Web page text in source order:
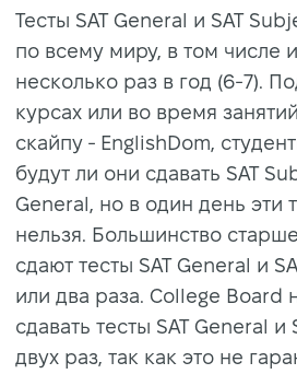
Тесты SAT General и SAT
по всему миру, в том числе
несколько раз в год (6-7).
курсах или во время
скайпу - EnglishDom,
будут ли они сдавать SAT
General, но в один день эти
нельзя. Большинство
сдают тесты SAT General и
или два раза. College Board
сдавать тесты SAT General
двух раз, так как это не